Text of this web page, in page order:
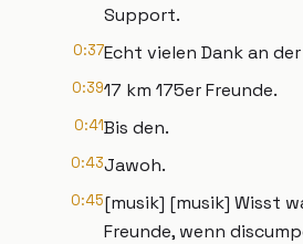
Support.
0:37Echt vielen Dank an
0:3917 km 175er Freunde.
0:41Bis den.
0:43Jawoh.
0:45[musik] [musik] Wisst
Freunde, wenn